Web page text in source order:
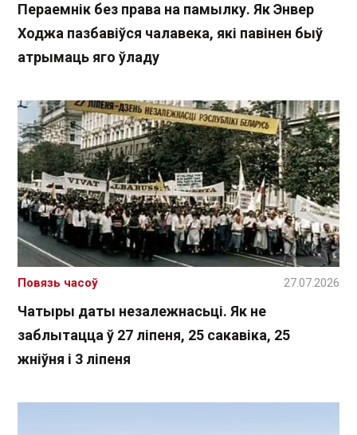
Пераемнік без права на памылку. Як Энвер
Ходжа пазбавіўся чалавека, які павінен быў
атрымаць яго ўладу
Чатыры даты незалежнасьці. Як не
заблытацца ў 27 ліпеня, 25 сакавіка, 25
жніўня і 3 ліпеня
Повязь часоў 27.07.2026